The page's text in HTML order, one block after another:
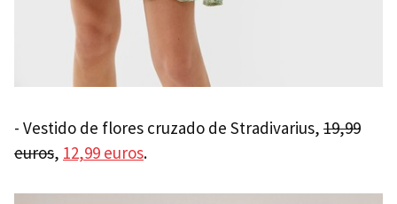
- Vestido de flores cruzado de Stradivarius, 19,99
euros, 12,99 euros.